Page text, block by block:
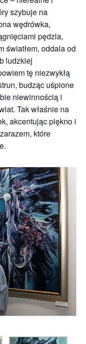
szybuje na
wędrówka,
pędzla,
światłem, oddala od
ludzkiej
tę niezwykłą
budząc uśpione
niewinnością i
Tak właśnie na
akcentując piękno i
które